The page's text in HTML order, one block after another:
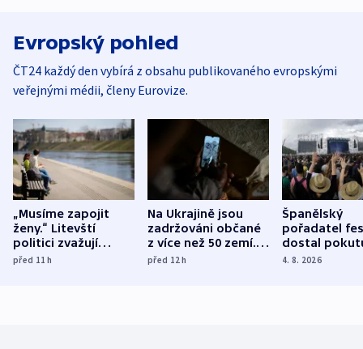
Evropský pohled
ČT24 každý den vybírá z obsahu publikovaného evropskými
veřejnými médii, členy Eurovize.
„Musíme zapojit
ženy.“ Litevští
politici zvažují
dohodu o
před 11h
Na Ukrajině jsou
zadržováni občané
z více než 50 zemí.
Bojovali na straně
před 12h
Španělský
pořadatel
dostal
nekalé
4. 8. 2026